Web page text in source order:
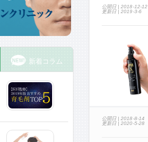
新着コラム
公開日 |2018-12-12
更新日 |2019-3-6
公開日 |2018-8-14
更新日 |2020-5-28